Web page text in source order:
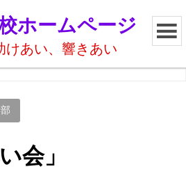
ホームページ
けあい、響きあい
会」